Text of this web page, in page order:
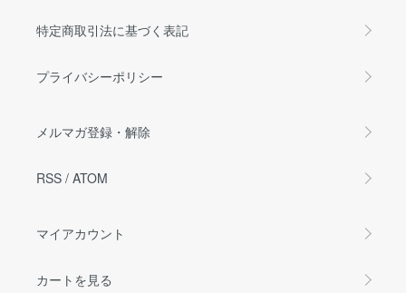
特定商取引法に基づく表記
プライバシーポリシー
メルマガ登録・解除
RSS / ATOM
マイアカウント
カートを見る